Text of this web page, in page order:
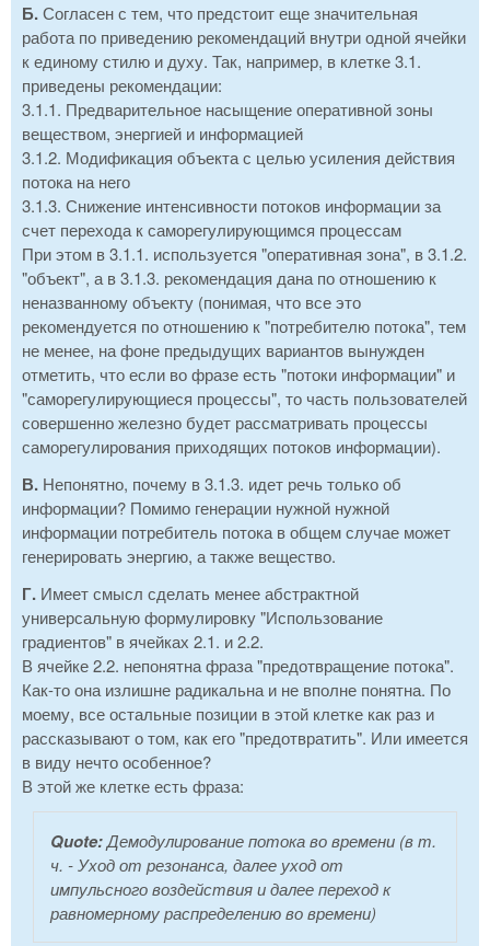
Б.Согласен с тем, что предстоит еще значительная
работа по приведению рекомендаций внутри одной ячейки
к единому стилю и духу. Так, например, в клетке 3.1.
приведены рекомендации:
3.1.1. Предварительное насыщение оперативной зоны
веществом, энергией и информацией
3.1.2. Модификация объекта с целью усиления действия
потока на него
3.1.3. Снижение интенсивности потоков информации за
счет перехода к саморегулирующимся процессам
При этом в 3.1.1. используется "оперативная зона", в 3.1.2.
"объект", а в 3.1.3. рекомендация дана по отношению к
неназванному объекту (понимая, что все это
рекомендуется по отношению к "потребителю потока", тем
не менее, на фоне предыдущих вариантов вынужден
отметить, что если во фразе есть "потоки информации" и
"саморегулирующиеся процессы", то часть пользователей
совершенно железно будет рассматривать процессы
саморегулирования приходящих потоков информации).
В. Непонятно, почему в 3.1.3. идет речь только об
информации? Помимо генерации нужной нужной
информации потребитель потока в общем случае может
генерировать энергию, а также вещество.
Г. Имеет смысл сделать менее абстрактной
универсальную формулировку "Использование
градиентов" в ячейках 2.1. и 2.2.
В ячейке 2.2. непонятна фраза "предотвращение потока".
Как-то она излишне радикальна и не вполне понятна. По
моему, все остальные позиции в этой клетке как раз и
рассказывают о том, как его "предотвратить". Или имеется
в виду нечто особенное?
В этой же клетке есть фраза:
Quote:Демодулирование потока во времени (в т.
ч. - Уход от резонанса, далее уход от
импульсного воздействия и далее переход к
равномерному распределению во времени)